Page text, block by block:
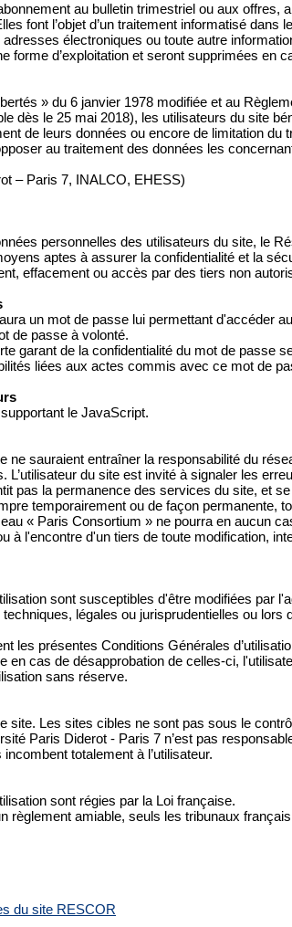
au bulletin trimestriel ou aux offres,
font l’objet d’un traitement informatisé dans
électroniques ou toute autre
forme d’exploitation et seront supprimées en
» du 6 janvier 1978 modifiée et au
dès le 25 mai 2018), les utilisateurs du site
de leurs données ou encore de limitation du
au traitement des données les
– Paris 7, INALCO, EHESS)
personnelles des utilisateurs du site, le
aptes à assurer la confidentialité et la
effacement ou accès par des tiers non
un mot de passe lui permettant d'accéder
de passe à volonté.
garant de la confidentialité du mot de passe
liées aux actes commis avec ce mot de
le JavaScript.
ne sauraient entraîner la responsabilité du
L’utilisateur du site est invité à signaler les
pas la permanence des services du site, et
temporairement ou de façon permanente,
« Paris Consortium » ne pourra en aucun
à l'encontre d'un tiers de toute modification,
sont susceptibles d'être modifiées par
légales ou jurisprudentielles ou lors
les présentes Conditions Générales
en cas de désapprobation de celles-ci,
sans réserve.
site. Les sites cibles ne sont pas sous le
Paris Diderot - Paris 7 n’est pas
totalement à l’utilisateur.
sont régies par la Loi française.
règlement amiable, seuls les tribunaux
du site RESCOR